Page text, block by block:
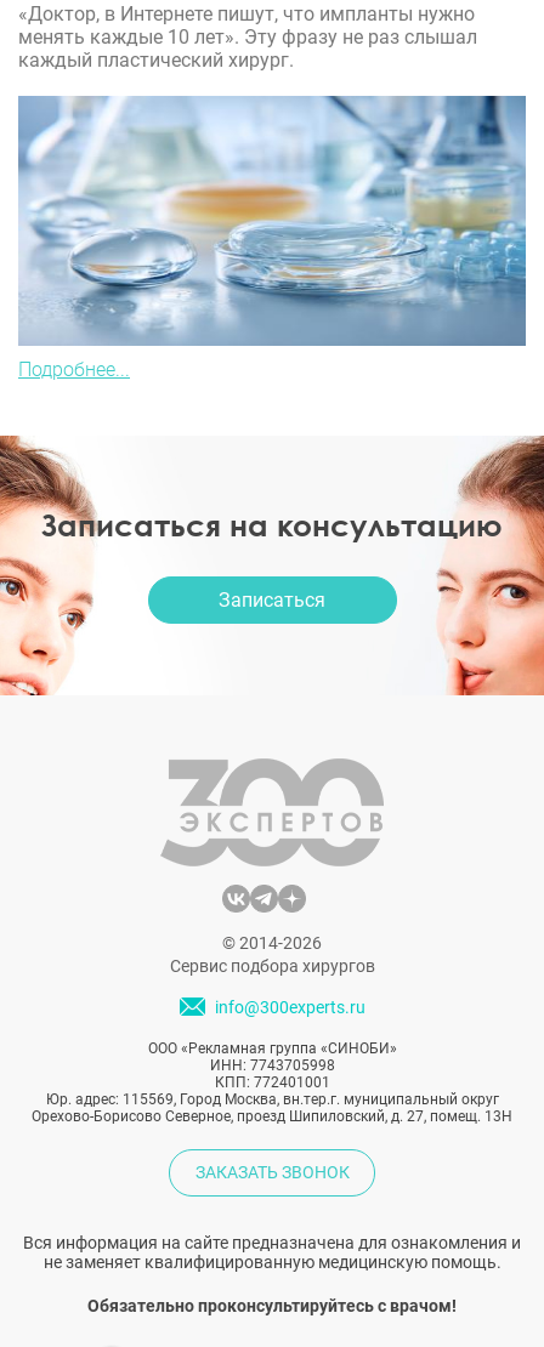
«Доктор, в Интернете пишут, что импланты нужно
менять каждые 10 лет». Эту фразу не раз слышал
каждый пластический хирург.
Подробнее...
Записаться на консультацию
Записаться
© 2014-2026
Сервис подбора хирургов
info@300experts.ru
ООО «Рекламная группа «СИНОБИ»
ИНН: 7743705998
КПП: 772401001
Юр. адрес: 115569, Город Москва, вн.тер.г. муниципальный округ
Орехово-Борисово Северное, проезд Шипиловский, д. 27, помещ. 13Н
ЗАКАЗАТЬ ЗВОНОК
Вся информация на сайте предназначена для ознакомления и
не заменяет квалифицированную медицинскую помощь.
Обязательно проконсультируйтесь с врачом!